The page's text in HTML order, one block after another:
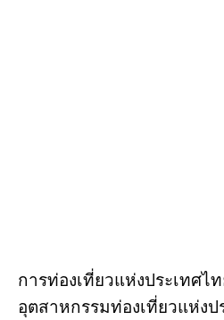
การท่องเที่ยวแห่งประเทศ
อุตสาหกรรมท่องเที่ยวแห่ง